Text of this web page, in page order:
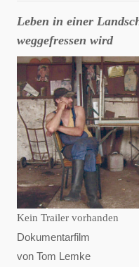
Leben in einer
weggefressen wird
Kein Trailer vorhanden
Dokumentarfilm
von Tom Lemke